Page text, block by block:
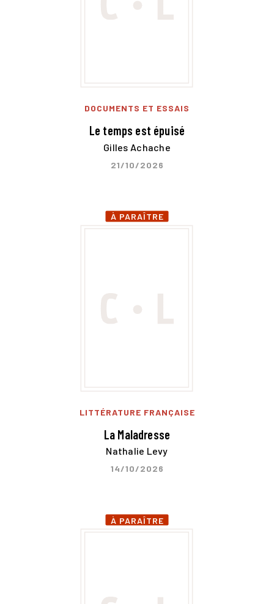
DOCUMENTS ET ESSAIS
Le temps est épuisé
Gilles Achache
21/10/2026
À PARAÎTRE
LITTÉRATURE FRANÇAISE
La Maladresse
Nathalie Levy
14/10/2026
À PARAÎTRE